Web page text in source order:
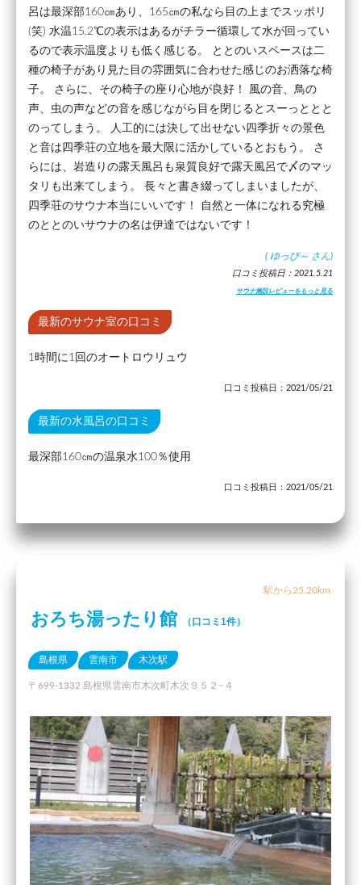
呂は最深部160㎝あり、165㎝の私なら目の上までスッポリ
(笑) 水温15.2℃の表示はあるがチラー循環して水が回ってい
るので表示温度よりも低く感じる。 ととのいスペースは二
種の椅子があり見た目の雰囲気に合わせた感じのお洒落な椅
子。 さらに、その椅子の座り心地が良好！ 風の音、鳥の
声、虫の声などの音を感じながら目を閉じるとスーっととと
のってしまう。 人工的には決して出せない四季折々の景色
と音は四季荘の立地を最大限に活かしているとおもう。 さ
らには、岩造りの露天風呂も泉質良好で露天風呂で〆のマッ
タリも出来てしまう。 長々と書き綴ってしまいましたが、
四季荘のサウナ本当にいいです！ 自然と一体になれる究極
のととのいサウナの名は伊達ではないです！
( ゆっぴ～ さん)
口コミ投稿日：2021.5.21
サウナ施設レビューをもっと見る
最新のサウナ室の口コミ
1時間に1回のオートロウリュウ
口コミ投稿日：2021/05/21
最新の水風呂の口コミ
最深部160㎝の温泉水100％使用
口コミ投稿日：2021/05/21
駅から25.20km
おろち湯ったり館 （口コミ1件）
島根県 雲南市 木次駅
〒699-1332 島根県雲南市木次町木次９５２−４